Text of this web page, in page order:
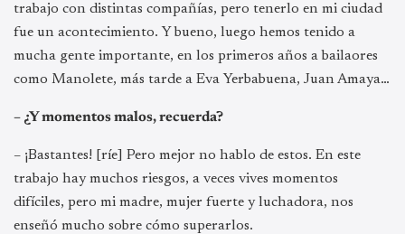
trabajo con distintas compañías, pero tenerlo en mi ciudad
fue un acontecimiento. Y bueno, luego hemos tenido a
mucha gente importante, en los primeros años a bailaores
como Manolete, más tarde a Eva Yerbabuena, Juan Amaya…
– ¿Y momentos malos, recuerda?
– ¡Bastantes! [ríe] Pero mejor no hablo de estos. En este
trabajo hay muchos riesgos, a veces vives momentos
difíciles, pero mi madre, mujer fuerte y luchadora, nos
enseñó mucho sobre cómo superarlos.